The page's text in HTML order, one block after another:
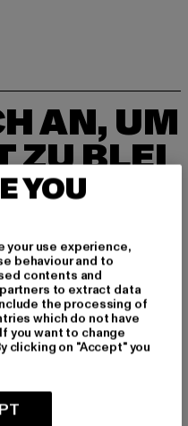
AN, UM
ZU BLEI
Newsletter an und
über aktuelle Tre
von DefShop p
interessiert?
YOU
your use experience,
behaviour and to
contents and
to extract data
the processing of
which do not have
you want to change
clicking on "Accept" you